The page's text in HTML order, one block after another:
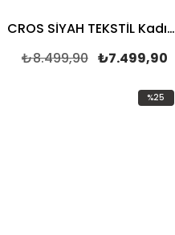
CROS SİYAH TEKSTİL Kadın TOPUKLU SANDALET
₺7.499,90
₺8.499,90
%25